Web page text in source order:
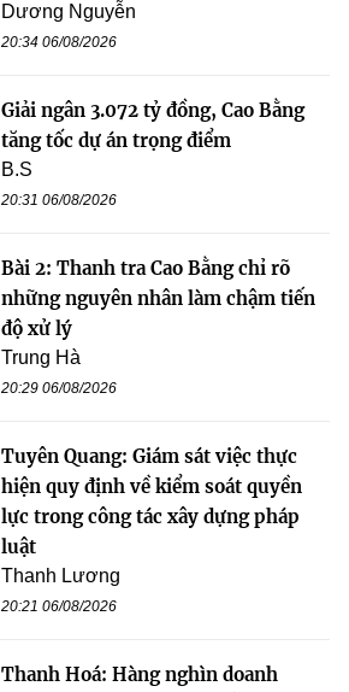
Dương Nguyễn
20:34 06/08/2026
Giải ngân 3.072 tỷ đồng, Cao Bằng
tăng tốc dự án trọng điểm
B.S
20:31 06/08/2026
Bài 2: Thanh tra Cao Bằng chỉ rõ
những nguyên nhân làm chậm tiến
độ xử lý
Trung Hà
20:29 06/08/2026
Tuyên Quang: Giám sát việc thực
hiện quy định về kiểm soát quyền
lực trong công tác xây dựng pháp
luật
Thanh Lương
20:21 06/08/2026
Thanh Hoá: Hàng nghìn doanh